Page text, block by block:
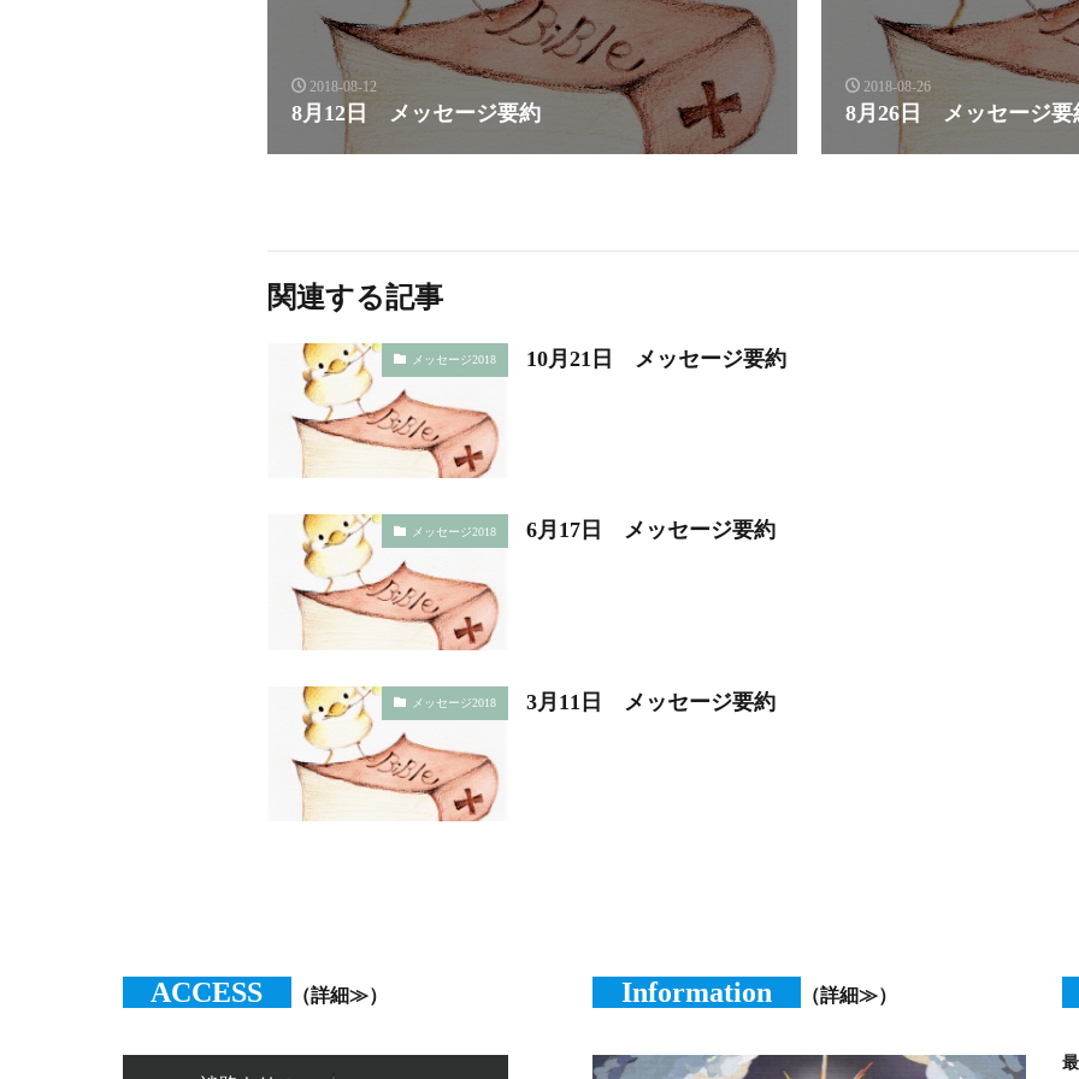
2018-08-12
8月12日 メッセージ要約
2018-08-26
8月26日 メッセージ要
関連する記事
メッセージ2018 10月21日 メッセージ要約
メッセージ2018 6月17日 メッセージ要約
メッセージ2018 3月11日 メッセージ要約
ACCESS （詳細≫） Information （詳細≫）